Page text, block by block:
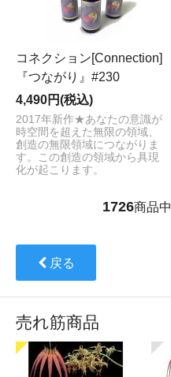
コネクション[Connection]
『つながり』#230
4,490円(税込)
2017年新作★あなたの意識が
時空間を超えた無限の領域、
創造の無限領域につながりま
す。この創造の領域から具現
化が起こります。
1726商品中
戻る
売れ筋商品